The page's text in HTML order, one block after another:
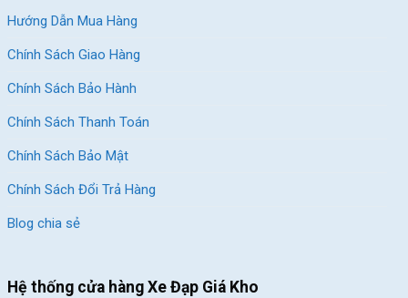
Hướng Dẫn Mua Hàng
Chính Sách Giao Hàng
Chính Sách Bảo Hành
Chính Sách Thanh Toán
Chính Sách Bảo Mật
Chính Sách Đổi Trả Hàng
Blog chia sẻ
Hệ thống cửa hàng Xe Đạp Giá Kho